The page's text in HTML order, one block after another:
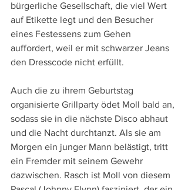
bürgerliche Gesellschaft, die viel Wert
auf Etikette legt und den Besucher
eines Festessens zum Gehen
auffordert, weil er mit schwarzer Jeans
den Dresscode nicht erfüllt.
Auch die zu ihrem Geburtstag
organisierte Grillparty ödet Moll bald an,
sodass sie in die nächste Disco abhaut
und die Nacht durchtanzt. Als sie am
Morgen ein junger Mann belästigt, tritt
ein Fremder mit seinem Gewehr
dazwischen. Rasch ist Moll von diesem